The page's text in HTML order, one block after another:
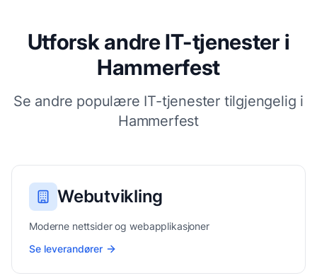
Utforsk andre IT-tjenester i
Hammerfest
Se andre populære IT-tjenester tilgjengelig i
Hammerfest
Webutvikling
Moderne nettsider og webapplikasjoner
Se leverandører